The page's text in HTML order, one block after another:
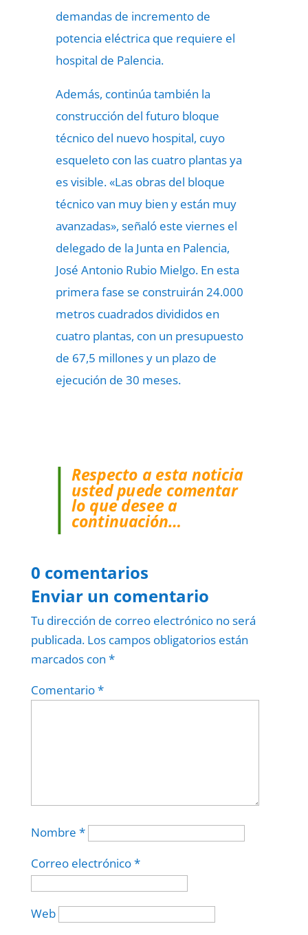
demandas de incremento de
potencia eléctrica que requiere el
hospital de Palencia.
Además, continúa también la
construcción del futuro bloque
técnico del nuevo hospital, cuyo
esqueleto con las cuatro plantas ya
es visible. «Las obras del bloque
técnico van muy bien y están muy
avanzadas», señaló este viernes el
delegado de la Junta en Palencia,
José Antonio Rubio Mielgo. En esta
primera fase se construirán 24.000
metros cuadrados divididos en
cuatro plantas, con un presupuesto
de 67,5 millones y un plazo de
ejecución de 30 meses.
Respecto a esta noticia
usted puede comentar
lo que desee a
continuación…
0 comentarios
Enviar un comentario
Tu dirección de correo electrónico no será
publicada. Los campos obligatorios están
marcados con *
Comentario*
Nombre *
Correo electrónico*
Web